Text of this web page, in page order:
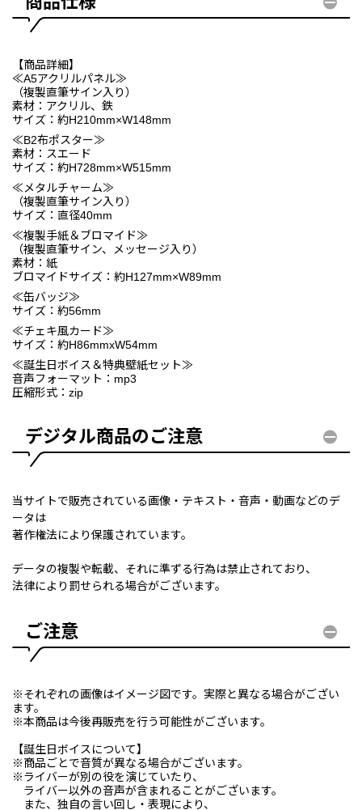
【商品詳細】
≪A5アクリルパネル≫
（複製直筆サイン入り）
素材：アクリル、鉄
サイズ：約H210mm×W148mm
≪B2布ポスター≫
素材：スエード
サイズ：約H728mm×W515mm
≪メタルチャーム≫
（複製直筆サイン入り）
サイズ：直径40mm
≪複製手紙＆ブロマイド≫
（複製直筆サイン、メッセージ入り）
素材：紙
ブロマイドサイズ：約H127mm×W89mm
≪缶バッジ≫
サイズ：約56mm
≪チェキ風カード≫
サイズ：約H86mmxW54mm
≪誕生日ボイス＆特典壁紙セット≫
音声フォーマット：mp3
圧縮形式：zip
デジタル商品のご注意
当サイトで販売されている画像・テキスト・音声・動画などのデ
ータは
著作権法により保護されています。
データの複製や転載、それに準ずる行為は禁止されており、
法律により罰せられる場合がございます。
ご注意
※それぞれの画像はイメージ図です。実際と異なる場合がござい
ます。
※本商品は今後再販売を行う可能性がございます。
【誕生日ボイスについて】
※商品ごとで音質が異なる場合がございます。
※ライバーが別の役を演じていたり、
ライバー以外の音声が含まれることがございます。
また、独自の言い回し・表現により、